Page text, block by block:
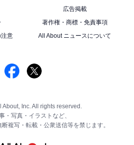
広告掲載
著作権・商標・免責事項
意
All About ニュースについて
Inc. All rights reserved.
・写真・イラストなど、
複写・転載・公衆送信等を禁じます。